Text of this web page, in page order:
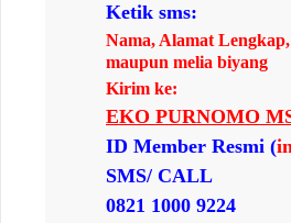
Ketik sms:
Nama, Alamat
maupun melia biyang
Kirim ke:
EKO PURNOMO
ID Member Resmi (
SMS/ CALL
0821 1000 9224